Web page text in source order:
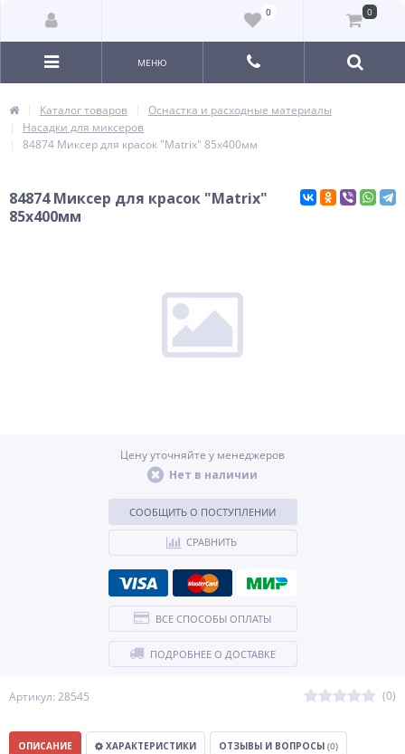
0 0
МЕНЮ
Каталог товаров
Оснастка и расходные материалы
Насадки для миксеров
84874 Миксер для красок "Matrix" 85х400мм
84874 Миксер для красок "Matrix"
85х400мм
Артикул: 28545 (0)
Цену уточняйте у менеджеров
Нет в наличии
СООБЩИТЬ О ПОСТУПЛЕНИИ
СРАВНИТЬ
ВСЕ СПОСОБЫ ОПЛАТЫ
ПОДРОБНЕЕ О ДОСТАВКЕ
ОПИСАНИЕ ХАРАКТЕРИСТИКИ ОТЗЫВЫ И ВОПРОСЫ (0)